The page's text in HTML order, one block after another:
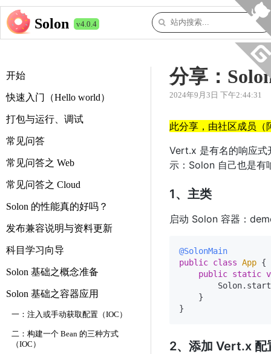
Solon v4.0.4
开始
快速入门（Hello world）
打包与运行、调试
常见问答
常见问答之 Web
常见问答之 Cloud
Solon 的性能真的好吗？
发布兼容说明与资料更新
科目学习向导
Solon 基础之概念准备
Solon 基础之容器应用
一：注入或手动获取配置（IOC）
二：构建一个 Bean 的三种方式
（IOC）
分享：
2024年9月3日 下午2:44:31
此分享，由社区成员（
Vert.x 是有名的响应式
示：Solon 自己也是有
1、主类
启动 Solon 容器：
@SolonMain
public class App {
public static
    }
2、添加 Vert.x 配